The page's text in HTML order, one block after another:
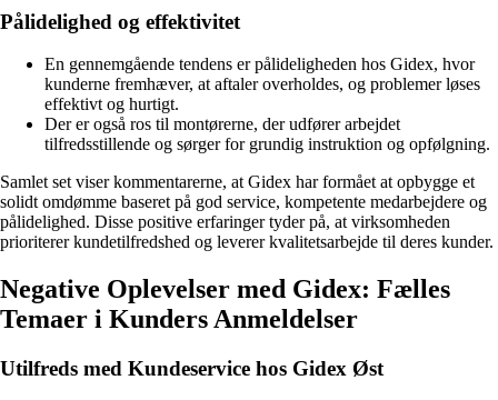
Pålidelighed og effektivitet
En gennemgående tendens er pålideligheden hos Gidex, hvor
kunderne fremhæver, at aftaler overholdes, og problemer løses
effektivt og hurtigt.
Der er også ros til montørerne, der udfører arbejdet
tilfredsstillende og sørger for grundig instruktion og opfølgning.
Samlet set viser kommentarerne, at Gidex har formået at opbygge et
solidt omdømme baseret på god service, kompetente medarbejdere og
pålidelighed. Disse positive erfaringer tyder på, at virksomheden
prioriterer kundetilfredshed og leverer kvalitetsarbejde til deres kunder.
Negative Oplevelser med Gidex: Fælles
Temaer i Kunders Anmeldelser
Utilfreds med Kundeservice hos Gidex Øst